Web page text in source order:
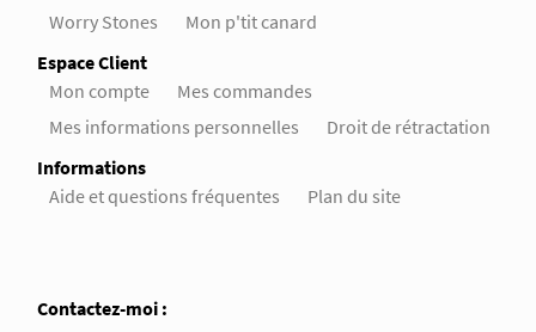
Worry Stones
Mon p'tit canard
Espace Client
Mon compte
Mes commandes
Mes informations personnelles
Droit de rétractation
Informations
Aide et questions fréquentes
Plan du site
Contactez-moi :